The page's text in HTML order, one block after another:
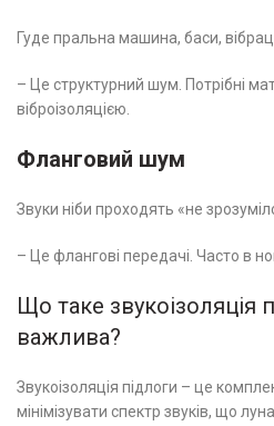
Гуде пральна машина, баси,
– Це структурний шум. Потрібні
віброізоляцією.
Фланговий шум
Звуки ніби проходять «не
– Це флангові передачі. Часто в
Що таке звукоізоляція
важлива?
Звукоізоляція підлоги – це
мінімізувати спектр звуків, що